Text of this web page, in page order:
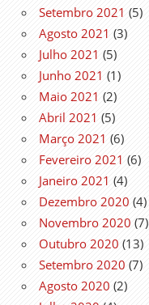
Setembro 2021 (5)
Agosto 2021 (3)
Julho 2021 (5)
Junho 2021 (1)
Maio 2021 (2)
Abril 2021 (5)
Março 2021 (6)
Fevereiro 2021 (6)
Janeiro 2021 (4)
Dezembro 2020 (4)
Novembro 2020 (7)
Outubro 2020 (13)
Setembro 2020 (7)
Agosto 2020 (2)